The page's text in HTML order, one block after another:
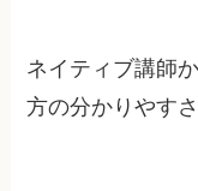
ネイティブ講師
方の分かりやす